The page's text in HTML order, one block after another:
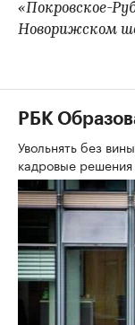
«Покровское-
Новорижском
РБК
Увольнять без
кадровые решения